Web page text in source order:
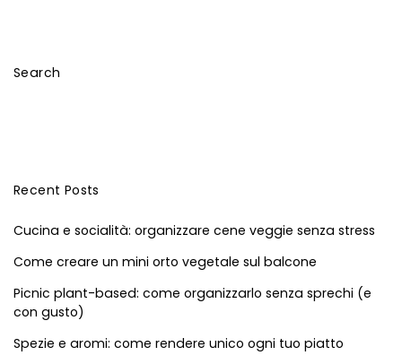
Search
Recent Posts
Cucina e socialità: organizzare cene veggie senza stress
Come creare un mini orto vegetale sul balcone
Picnic plant-based: come organizzarlo senza sprechi (e
con gusto)
Spezie e aromi: come rendere unico ogni tuo piatto